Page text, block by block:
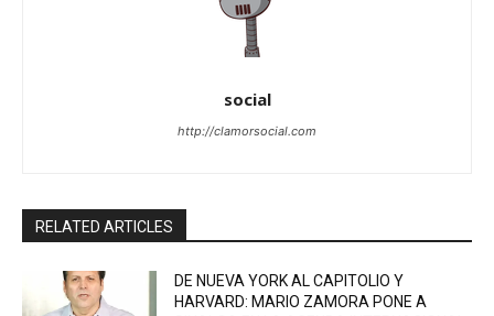
social
http://clamorsocial.com
RELATED ARTICLES
DE NUEVA YORK AL CAPITOLIO Y
HARVARD: MARIO ZAMORA PONE A